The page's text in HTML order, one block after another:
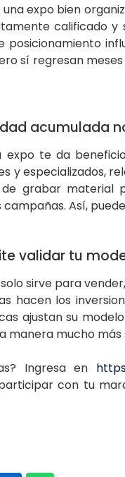
expo bien
calificado y
posicionamiento
sí regresan
acumulada
expo te da
y especializados,
grabar material
campañas. Así,
validar tu
sirve para
hacen los
ajustan su
manera mucho más
Ingresa en
con tu